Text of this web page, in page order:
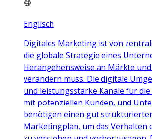
Englisch
Digitales Marketing ist von
die globale Strategie eines
Herangehensweise an Märkte
verändern muss. Die digitale
und leistungsstarke Kanäle für
mit potenziellen Kunden, und
benötigen einen gut
Marketingplan, um das Verhalten